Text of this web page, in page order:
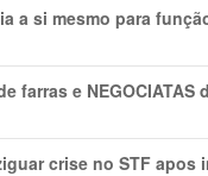
a si mesmo para
farras e
crise no STF apos